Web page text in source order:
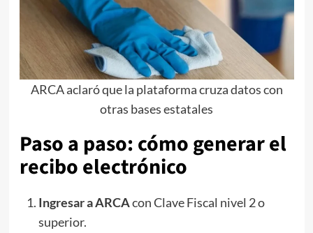
ARCA aclaró que la plataforma cruza datos con
otras bases estatales
Paso a paso: cómo generar el
recibo electrónico
Ingresar a ARCAcon Clave Fiscal nivel 2 o
superior.